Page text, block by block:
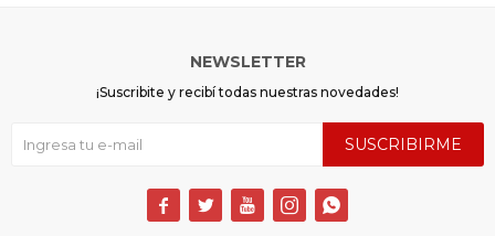
NEWSLETTER
¡Suscribite y recibí todas nuestras novedades!
SUSCRIBIRME
    